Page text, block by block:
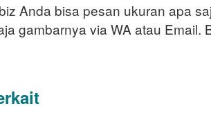
Anda bisa pesan ukuran apa
gambarnya via WA atau